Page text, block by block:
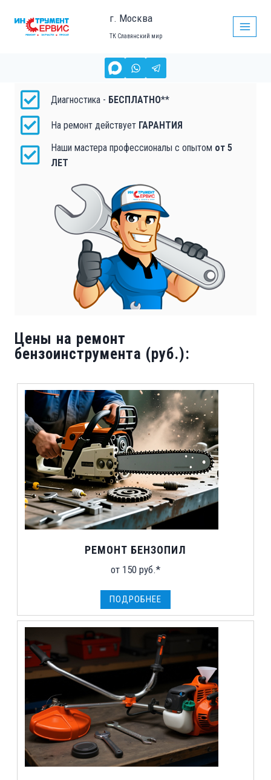
г. Москва
ТК Славянский мир
РЕМОНТ БЕНЗОИНСТРУМЕНТА
Диагностика - БЕСПЛАТНО**
На ремонт действует ГАРАНТИЯ
Наши мастера профессионалы с опытом от 5
ЛЕТ
Цены на ремонт
бензоинструмента (руб.):
РЕМОНТ БЕНЗОПИЛ
от 150 руб.*
ПОДРОБНЕЕ